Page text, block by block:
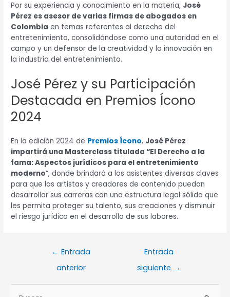
Por su experiencia y conocimiento en la materia, José
Pérez es asesor de varias firmas de abogados en
Colombia en temas referentes al derecho del
entretenimiento, consolidándose como una autoridad en el
campo y un defensor de la creatividad y la innovación en
la industria del entretenimiento.
José Pérez y su Participación
Destacada en Premios Ícono
2024
En la edición 2024 de Premios Ícono, José Pérez
impartirá una Masterclass titulada “El Derecho a la
fama: Aspectos jurídicos para el entretenimiento
moderno“, donde brindará a los asistentes diversas claves
para que los artistas y creadores de contenido puedan
desarrollar sus carreras con una estructura legal sólida que
les permita proteger su talento, sus creaciones y disminuir
el riesgo jurídico en el desarrollo de sus labores.
← Entrada
anterior
Entrada
siguiente →